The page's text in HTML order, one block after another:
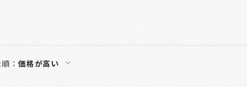
：価格が高い